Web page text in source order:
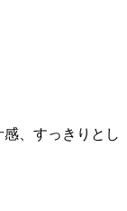
、すっきりとし